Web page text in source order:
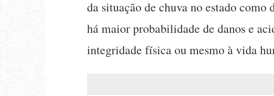
da situação de chuva no estado como
há maior probabilidade de danos e
integridade física ou mesmo à vida